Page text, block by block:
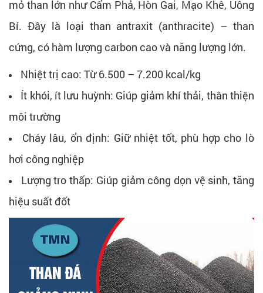
mỏ than lớn như Cẩm Phả, Hòn Gai, Mạo Khê, Uông
Bí. Đây là loại than antraxit (anthracite) – than
cứng, có hàm lượng carbon cao và năng lượng lớn.
Nhiệt trị cao: Từ 6.500 – 7.200 kcal/kg
Ít khói, ít lưu huỳnh: Giúp giảm khí thải, thân thiện
môi trường
Cháy lâu, ổn định: Giữ nhiệt tốt, phù hợp cho lò
hơi công nghiệp
Lượng tro thấp: Giúp giảm công dọn vệ sinh, tăng
hiệu suất đốt